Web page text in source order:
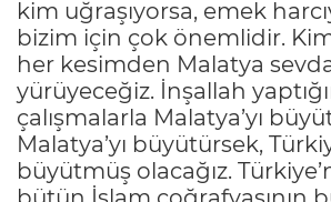
kim uğraşıyorsa, emek
bizim için çok önemlidir.
her kesimden Malatya
yürüyeceğiz. İnşallah
çalışmalarla Malatya’yı
Malatya’yı büyütürsek,
büyütmüş olacağız.